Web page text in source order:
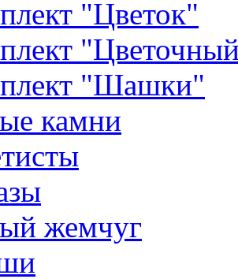
"Цветок"
"Шашки"
камни
жемчуг